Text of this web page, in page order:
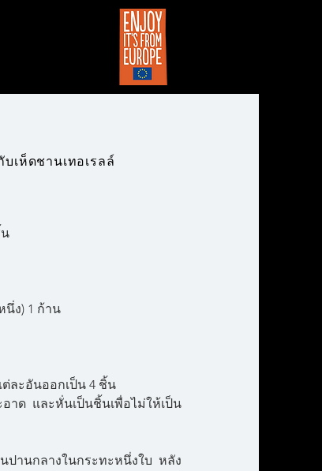
เห็ดชานเทอเรลล์
ง) 1 ก้าน
ละอันออกเป็น 4 ชิ้น
อาด และหั่นเป็นชิ้นเพื่อไม่ให้เป็น
ปานกลางในกระทะหนึ่งใบ หลัง